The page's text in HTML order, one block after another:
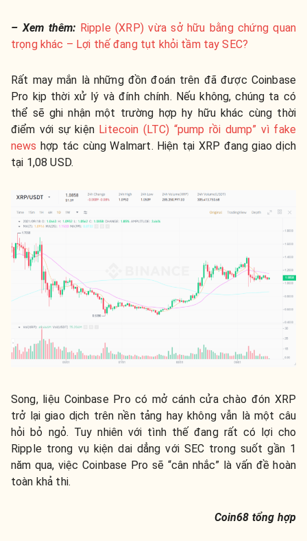
– Xem thêm: Ripple (XRP) vừa sở hữu bằng chứng quan
trọng khác – Lợi thế đang tụt khỏi tầm tay SEC?
Rất may mắn là những đồn đoán trên đã được Coinbase
Pro kịp thời xử lý và đính chính. Nếu không, chúng ta có
thể sẽ ghi nhận một trường hợp hy hữu khác cùng thời
điểm với sự kiện Litecoin (LTC) “pump rồi dump” vì fake
news hợp tác cùng Walmart. Hiện tại XRP đang giao dịch
tại 1,08 USD.
Song, liệu Coinbase Pro có mở cánh cửa chào đón XRP
trở lại giao dịch trên nền tảng hay không vẫn là một câu
hỏi bỏ ngỏ. Tuy nhiên với tình thế đang rất có lợi cho
Ripple trong vụ kiện dai dẳng với SEC trong suốt gần 1
năm qua, việc Coinbase Pro sẽ “cân nhắc” là vấn đề hoàn
toàn khả thi.
Coin68 tổng hợp